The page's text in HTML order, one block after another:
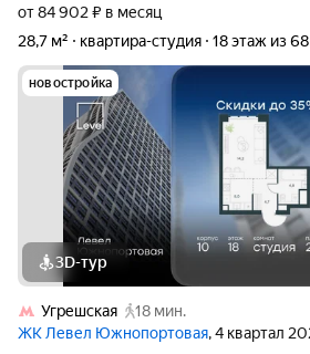
от 84 902 ₽ в месяц
28,7 м²
квартира-студия 18 этаж из 68
новостройка
3D-тур
Угрешская
18 мин.
ЖК Левел Южнопортовая, 4 квартал